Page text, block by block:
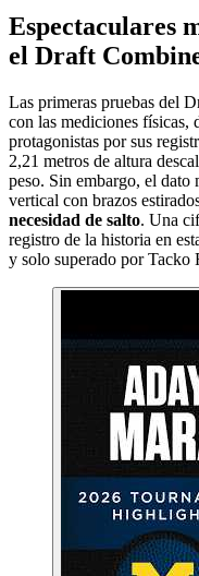
Espectaculares
el Draft
Las primeras pruebas del
con las mediciones físicas,
protagonistas por sus
2,21 metros de altura
peso. Sin embargo, el dato
vertical con brazos
necesidad de salto. Una
registro de la historia en
y solo superado por Tacko